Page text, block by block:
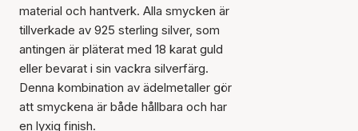
material och hantverk. Alla smycken är
tillverkade av 925 sterling silver, som
antingen är pläterat med 18 karat guld
eller bevarat i sin vackra silverfärg.
Denna kombination av ädelmetaller gör
att smyckena är både hållbara och har
en lyxig finish.